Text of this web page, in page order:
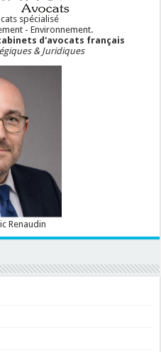
spécialisé
- Environnement.
d'avocats français
& Juridiques
Renaudin